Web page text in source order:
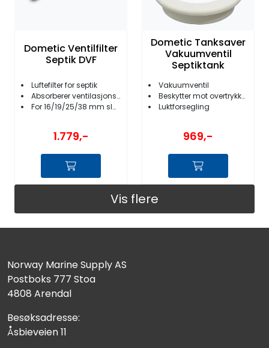
Dometic Ventilfilter
Septik DVF
Luftefilter for septik
Absorberer ventilasjonslukt
For 16/19/25/38 mm slange
1.779,-
Dometic Tanksaver
Vakuumventil
Septiktank
Vakuumventil
Beskytter mot overtrykkskollaps
Luktforsegling
969,-
Vis flere
Norway Marine Supply AS
Postboks 777 Stoa
4808 Arendal
Besøksadresse:
Åsbieveien 11